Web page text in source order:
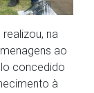
na
ao
concedido
à